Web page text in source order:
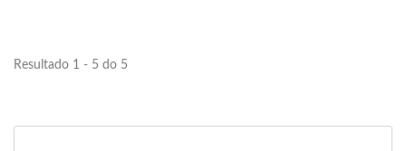
Resultado 1 - 5 do 5